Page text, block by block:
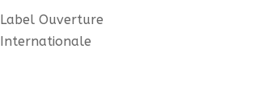
Label Ouverture
Internationale